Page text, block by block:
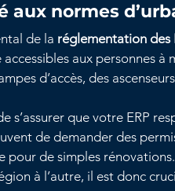
normes
de la réglementation des
aux personnes à
d’accès, des
s’assurer que votre ERP
de demander des
de simples
à l’autre, il est donc